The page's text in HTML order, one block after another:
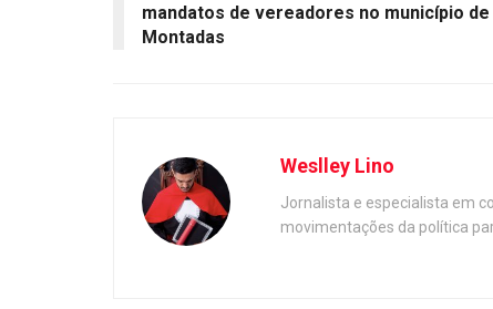
mandatos de vereadores no município de
Montadas
Weslley Lino
Jornalista e especialista em
movimentações da política